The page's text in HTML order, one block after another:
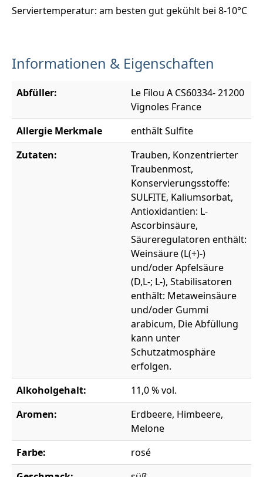
Serviertemperatur: am besten gut gekühlt bei 8-10°C
Informationen & Eigenschaften
Abfüller:
Le Filou A CS60334- 21200
Vignoles France
Allergie Merkmale
enthält Sulfite
Zutaten:
Trauben, Konzentrierter
Traubenmost,
Konservierungsstoffe:
SULFITE, Kaliumsorbat,
Antioxidantien: L-
Ascorbinsäure,
Säureregulatoren enthält:
Weinsäure (L(+)-)
und/oder Apfelsäure
(D,L-; L-), Stabilisatoren
enthält: Metaweinsäure
und/oder Gummi
arabicum, Die Abfüllung
kann unter
Schutzatmosphäre
erfolgen.
Alkoholgehalt:
11,0 % vol.
Aromen:
Erdbeere, Himbeere,
Melone
Farbe:
rosé